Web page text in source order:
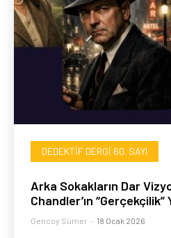
DEDEKTIF DERGI 60. SAYI
Arka Sokakların Dar
Chandler’ın “Gerçekçilik”
Gencoy Sümer - 18 Ocak 2026